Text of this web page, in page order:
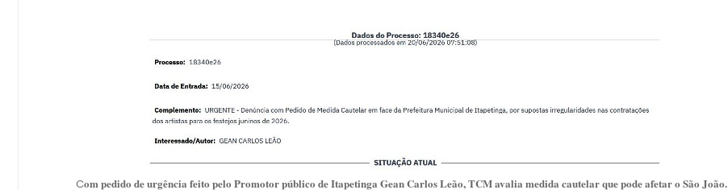
Com pedido de urgência feito pelo Promotor público de Itapetinga Gean Carlos Leão, TCM avalia medida cautelar que pode afetar o São João.